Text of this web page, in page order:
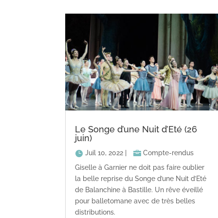
Le Songe d’une Nuit d’Eté (26
juin)
Juil 10, 2022
Compte-rendus
Giselle à Garnier ne doit pas faire oublier
la belle reprise du Songe d’une Nuit d’Eté
de Balanchine à Bastille. Un rêve éveillé
pour balletomane avec de très belles
distributions.